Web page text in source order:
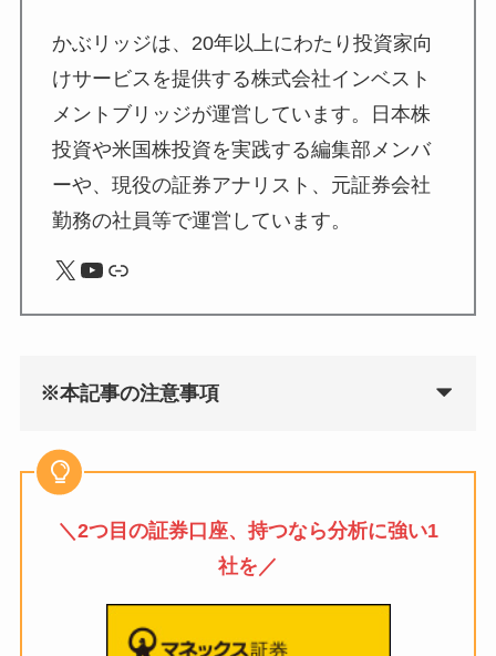
かぶリッジは、20年以上にわたり投資家向
けサービスを提供する株式会社インベスト
メントブリッジが運営しています。日本株
投資や米国株投資を実践する編集部メンバ
ーや、現役の証券アナリスト、元証券会社
勤務の社員等で運営しています。
X YouTube
リンク
※本記事の注意事項
＼2つ目の証券口座、持つなら分析に強い1
社を／